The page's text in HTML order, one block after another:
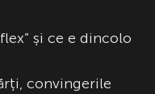
și ce e dincolo
convingerile